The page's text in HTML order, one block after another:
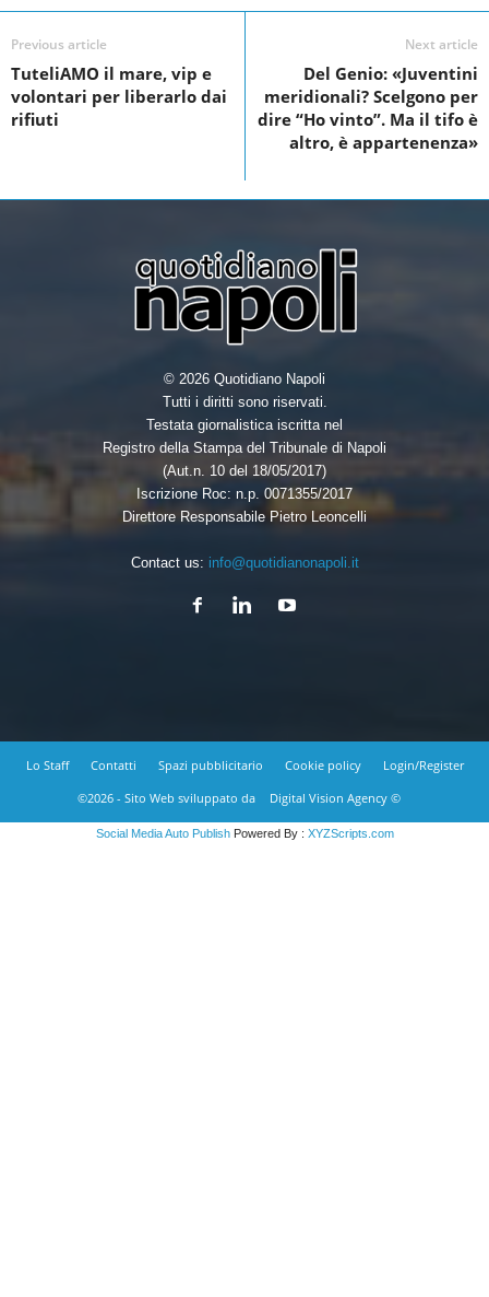
e
b
o
o
t
t
e
k
e
d
r
Previous article
TuteliAMO il mare, vip e
volontari per liberarlo dai
rifiuti
Next article
Del Genio: «Juventini
meridionali? Scelgono per
dire “Ho vinto”. Ma il tifo è
altro, è appartenenza»
© 2026 Quotidiano Napoli
Tutti i diritti sono riservati.
Testata giornalistica iscritta nel
Registro della Stampa del Tribunale di Napoli
(Aut.n. 10 del 18/05/2017)
Iscrizione Roc: n.p. 0071355/2017
Direttore Responsabile Pietro Leoncelli
Contact us: info@quotidianonapoli.it
Lo Staff Contatti Spazi pubblicitario Cookie policy
Login/Register
©2026 - Sito Web sviluppato da
Digital Vision Agency ©
Social Media Auto PublishPowered By : XYZScripts.com